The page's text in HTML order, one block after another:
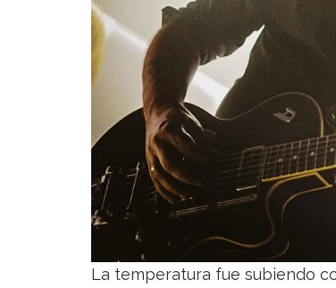
La temperatura fue subiendo